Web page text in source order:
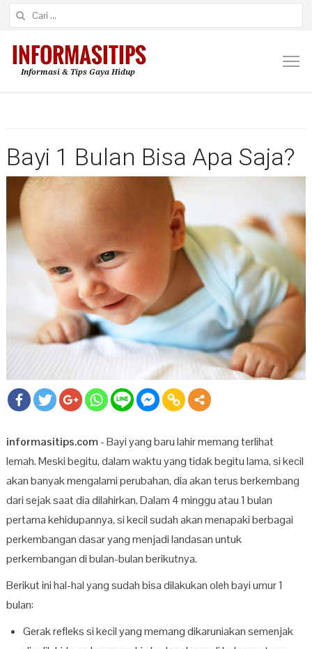
Cari untuk:
Bayi 1 Bulan Bisa Apa Saja?
informasitips.com- Bayi yang baru lahir memang terlihat
lemah. Meski begitu, dalam waktu yang tidak begitu lama, si kecil
akan banyak mengalami perubahan, dia akan terus berkembang
dari sejak saat dia dilahirkan. Dalam 4 minggu atau 1 bulan
pertama kehidupannya, si kecil sudah akan menapaki berbagai
perkembangan dasar yang menjadi landasan untuk
perkembangan di bulan-bulan berikutnya.
Berikut ini hal-hal yang sudah bisa dilakukan oleh bayi umur 1
bulan:
Gerak refleks si kecil yang memang dikaruniakan semenjak